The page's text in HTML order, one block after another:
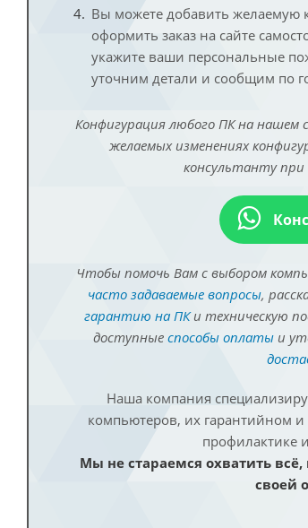
Вы можете добавить желаемую
оформить заказ на сайте
укажите ваши персональные
уточним детали и сообщим по
Конфигурация любого ПК на нашем
желаемых изменениях
консультанту при
Чтобы помочь Вам с выбором
часто задаваемые вопросы,
гарантию на ПКи техническую
доступные способы оплатыи
Наша компания
компьютеров, их гарантийном
профилактике
Мы не стараемся охватить
своей